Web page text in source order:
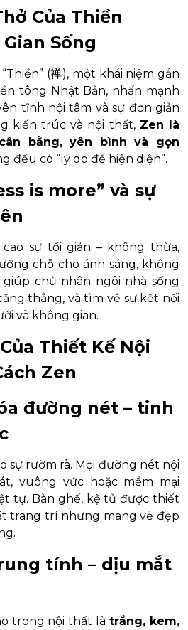
Của Thiền
Sống
(禅), một khái niệm gắn
tông Nhật Bản, nhấn mạnh
tĩnh nội tâm và sự đơn giản
kiến trúc và nội thất, Zen là
bằng, yên bình và gọn
đều có “lý do để hiện diện”.
is more” và sự
sự tối giản – không thừa,
chỗ cho ánh sáng, không
chủ nhân ngôi nhà sống
thẳng, và tìm về sự kết nối
và không gian.
Thiết Kế Nội
Zen
đường nét – tinh
sự rườm rà. Mọi đường nét nội
vuông vức hoặc mềm mại
tự. Bàn ghế, kệ tủ được thiết
trang trí nhưng mang vẻ đẹp
tính – dịu mắt
trong nội thất làtrắng, kem,